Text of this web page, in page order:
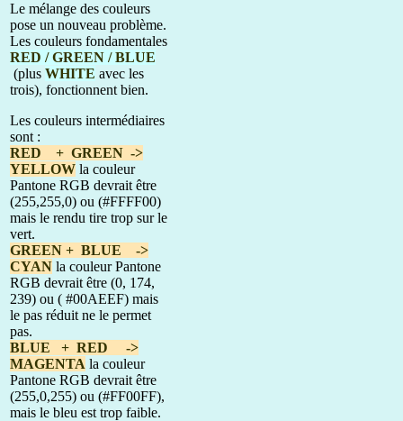
Le mélange des couleurs
pose un nouveau problème.
Les couleurs fondamentales
RED / GREEN / BLUE
(plus WHITE avec les
trois), fonctionnent bien.
Les couleurs intermédiaires
sont :
RED + GREEN ->
YELLOW la couleur
Pantone RGB devrait être
(255,255,0) ou (#FFFF00)
mais le rendu tire trop sur le
vert.
GREEN + BLUE ->
CYAN la couleur Pantone
RGB devrait être (0, 174,
239) ou ( #00AEEF) mais
le pas réduit ne le permet
pas.
BLUE + RED ->
MAGENTA la couleur
Pantone RGB devrait être
(255,0,255) ou (#FF00FF),
mais le bleu est trop faible.